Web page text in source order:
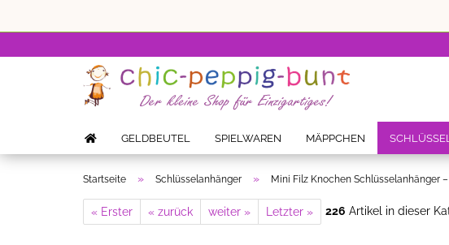
GELDBEUTEL SPIELWAREN MÄPPCHEN
Startseite » Schlüsselanhänger » Mini Filz Knochen Schlüsselanhänger
« Erster « zurück weiter » Letzter » 226 Artikel in dieser